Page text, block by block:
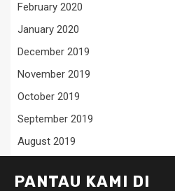
February 2020
January 2020
December 2019
November 2019
October 2019
September 2019
August 2019
PANTAU KAMI DI